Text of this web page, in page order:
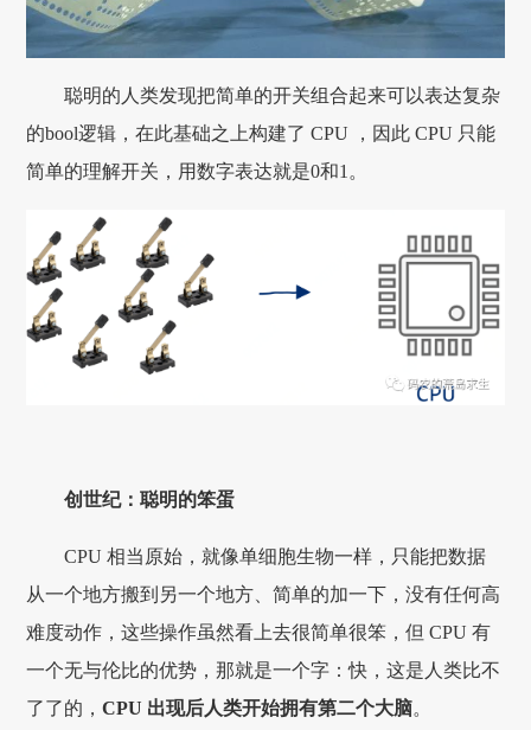
聪明的人类发现把简单的开关组合起来可以表达复杂
的bool逻辑，在此基础之上构建了 CPU ，因此 CPU 只能
简单的理解开关，用数字表达就是0和1。
创世纪：聪明的笨蛋
CPU 相当原始，就像单细胞生物一样，只能把数据
从一个地方搬到另一个地方、简单的加一下，没有任何高
难度动作，这些操作虽然看上去很简单很笨，但 CPU 有
一个无与伦比的优势，那就是一个字：快，这是人类比不
了了的，CPU 出现后人类开始拥有第二个大脑。